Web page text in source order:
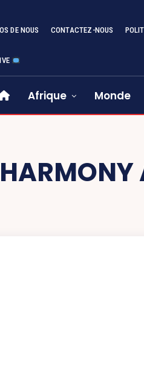
DE NOUS CONTACTEZ-NOUS
Afrique Monde
HARMONY